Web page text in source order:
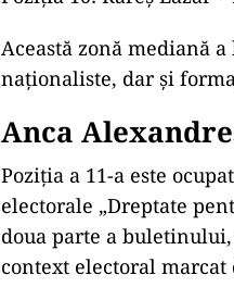
Poziția 8: Oana Crețu –